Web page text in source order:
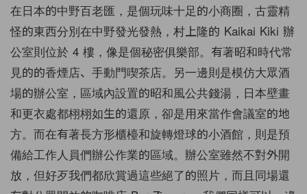
在日本的中野百老匯，是個玩味十足的小商圈，古靈精
怪的東西分別在中野發光發熱，村上隆的 Kaikai Kiki 辦
公室則位於 4 樓，像是個秘密俱樂部。有著昭和時代常
見的的香煙店、手動門喫茶店。另一邊則是模仿大眾酒
場的辦公室，區域內設置的昭和風公共錢湯，日本壁畫
和更衣處都栩栩如生的還原，卻是用來當作會議室的地
方。而在有著長方形櫃檯和旋轉燈球的小酒館，則是預
備給工作人員們辦公作業的區域。辦公室雖然不對外開
放，但好歹我們都欣賞過這些絕了的照片，而且同場還